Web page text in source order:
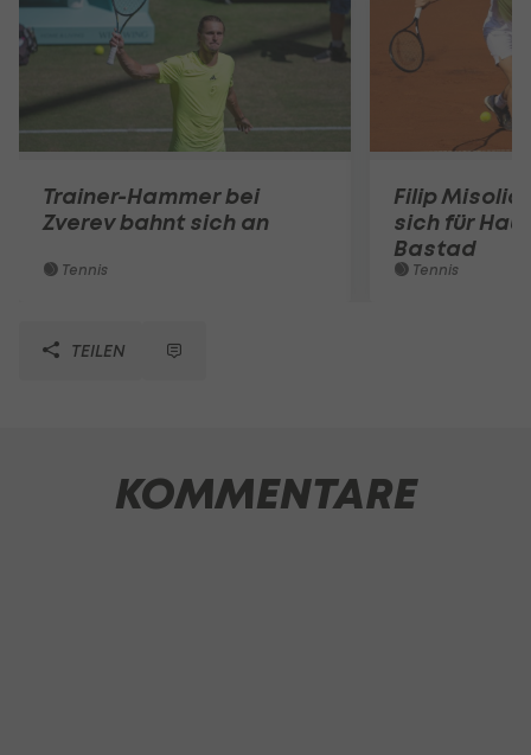
Trainer-Hammer bei
Zverev bahnt sich an
Tennis
Filip
sich für
Bastad
Tennis
TEILEN
KOMMENTARE